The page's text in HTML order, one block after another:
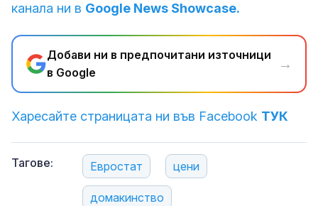
канала ни в Google News Showcase.
Добави ни в предпочитани източници
в Google
→
Харесайте страницата ни във Facebook ТУК
Тагове: Евростат цени
домакинство